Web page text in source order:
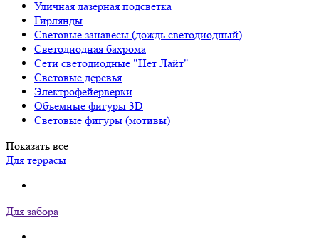
Гирлянды
Световые занавесы (дождь светодиодный)
Светодиодная бахрома
Сети светодиодные "Нет Лайт"
Световые деревья
Электрофейерверки
Объемные фигуры 3D
Световые фигуры (мотивы)
Показать все
Для террасы
Для забора